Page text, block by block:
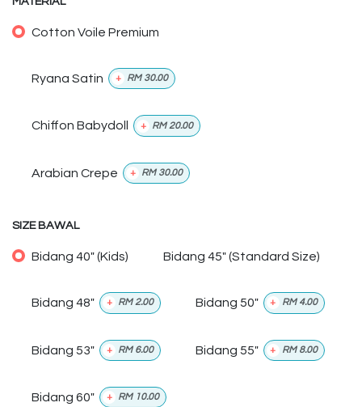
Cotton Voile Premium
Ryana Satin + RM 30.00
Chiffon Babydoll + RM 20.00
Arabian Crepe + RM 30.00
SIZE BAWAL
Bidang 40" (Kids) Bidang 45" (Standard Size)
Bidang 48" + RM2.00 Bidang 50" + RM 4.00
Bidang 53" + RM 6.00 Bidang 55" + RM 8.00
Bidang 60" + RM 10.00